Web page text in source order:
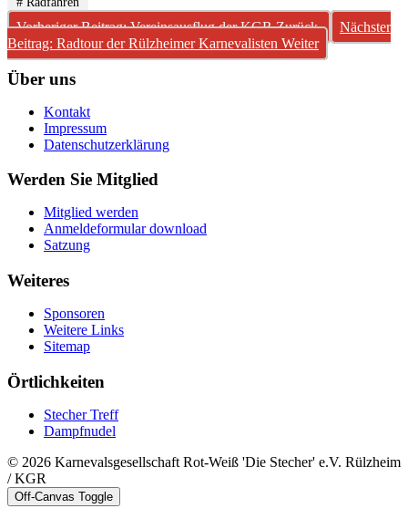
Vorheriger Beitrag: Vereinsausflug der KGRZurück
Nächster
Beitrag: Radtour der Rülzheimer Karnevalisten Weiter
Über uns
Kontakt
Impressum
Datenschutzerklärung
Werden Sie Mitglied
Mitglied werden
Anmeldeformular download
Satzung
Weiteres
Sponsoren
Weitere Links
Sitemap
Örtlichkeiten
Stecher Treff
Dampfnudel
© 2026 Karnevalsgesellschaft Rot-Weiß 'Die Stecher' e.V. Rülzheim
/ KGR
Off-Canvas Toggle